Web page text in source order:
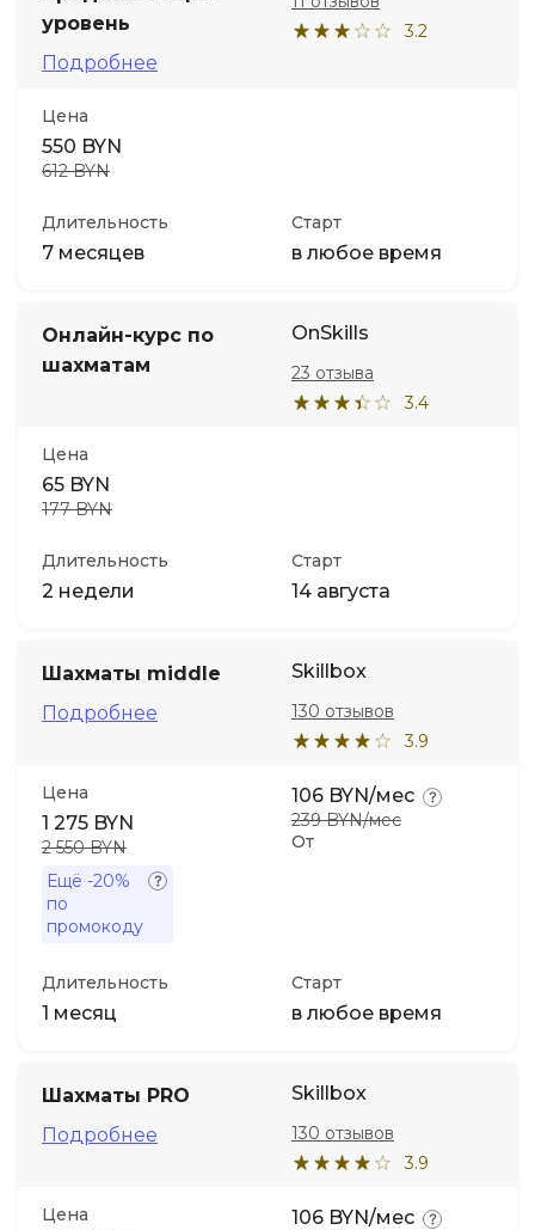
уровень
Подробнее
3.2
Цена
550 BYN
612 BYN
Длительность
7 месяцев
Старт
в любое время
Онлайн-курс по
шахматам
OnSkills
3.4
23 отзыва
Цена
65 BYN
177 BYN
Длительность
2 недели
Старт
14 августа
Шахматы middle
Подробнее
Skillbox
3.9
130 отзывов
Цена
1 275 BYN
2 550 BYN
Ещё -20%
по
промокоду
От
106 BYN/мес
239 BYN/мес
Длительность
1 месяц
Старт
в любое время
Шахматы PRO
Подробнее
Skillbox
3.9
130 отзывов
Цена 106 BYN/мес